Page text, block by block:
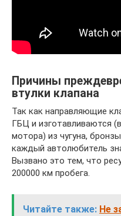
Причины
втулки клапана
Так как направляющие
ГБЦ и изготавливаются
мотора) из чугуна,
каждый автолюбитель
Вызвано это тем, что
200000 км пробега.
Читайте также: Не